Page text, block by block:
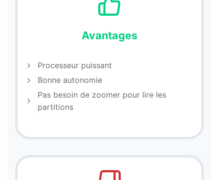
Avantages
Processeur puissant
Bonne autonomie
Pas besoin de zoomer pour lire les
partitions